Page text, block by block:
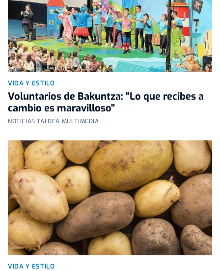
VIDA Y ESTILO
Voluntarios de Bakuntza: "Lo que recibes a
cambio es maravilloso"
NOTICIAS TALDEA MULTIMEDIA
VIDA Y ESTILO